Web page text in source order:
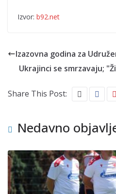
Izvor: b92.net
Izazovna godina za
Ukrajinci se smrzavaju;
Share This Post:
Nedavno